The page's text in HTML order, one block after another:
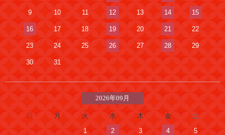
9 10 11 12 13 14 15
16 17 18 19 20 21 22
23 24 25 26 27 28 29
30 31
2026年09月
日 月 火 水 木 金
土
1
2 3 4 5